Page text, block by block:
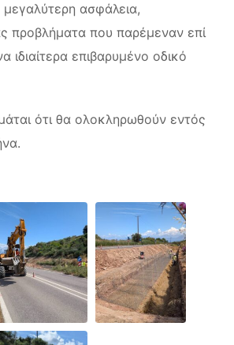
μεγαλύτερη ασφάλεια,
προβλήματα που παρέμεναν επί
ιδιαίτερα επιβαρυμένο οδικό
ότι θα ολοκληρωθούν εντός